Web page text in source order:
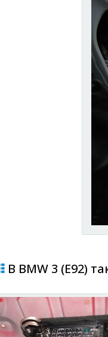
В BMW 3 (E92)